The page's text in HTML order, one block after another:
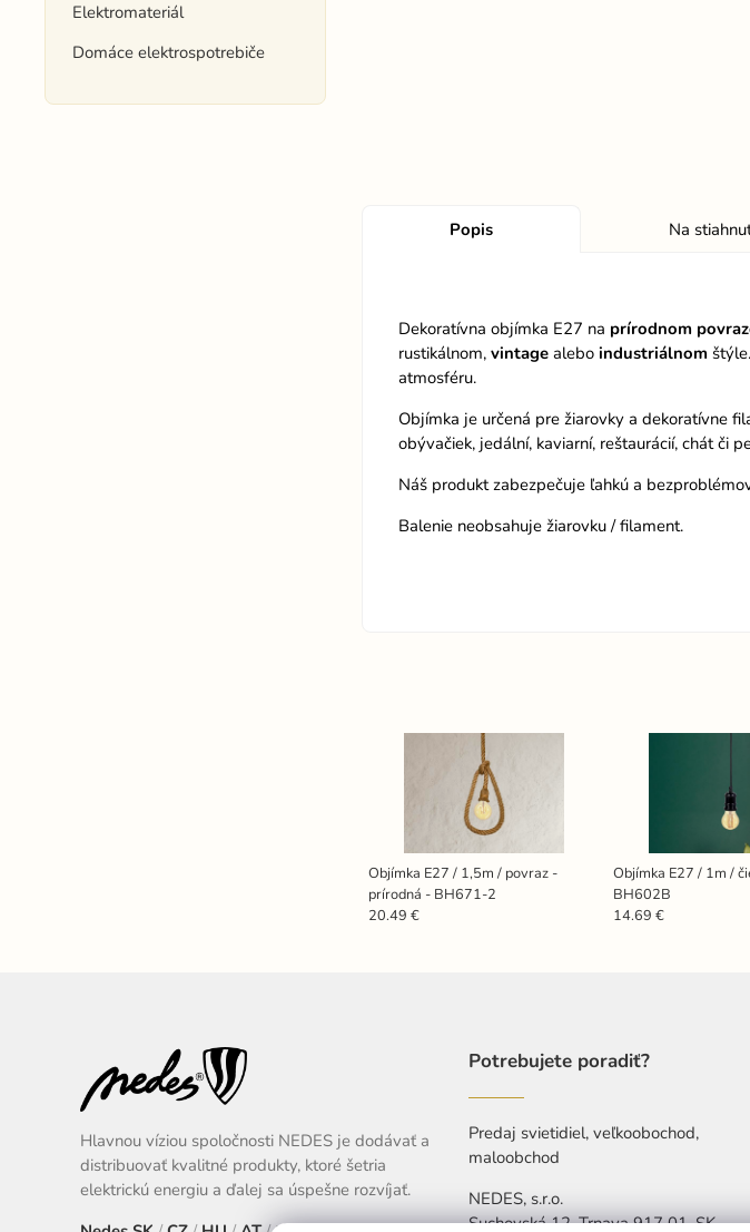
Elektromateriál
Domáce elektrospotrebiče
Popis Na
Dekoratívna objímka E27 na prírodnom
rustikálnom, vintagealebo industriálnom
atmosféru.
Objímka je určená pre žiarovky a dekoratívne
obývačiek, jedální, kaviarní, reštaurácií, chát či
Náš produkt zabezpečuje ľahkú a
Balenie neobsahuje žiarovku / filament.
Objímka E27 / 1,5m / povraz -
prírodná - BH671-2
20.49 €
Objímka E27 / 1m /
BH602B
14.69 €
Hlavnou víziou spoločnosti NEDES je dodávať a
distribuovať kvalitné produkty, ktoré šetria
elektrickú energiu a ďalej sa úspešne rozvíjať.
Potrebujete poradiť?
Predaj svietidiel, veľkoobochod,
maloobchod
NEDES, s.r.o.
Suchovská 12, Trnava 917 01, SK